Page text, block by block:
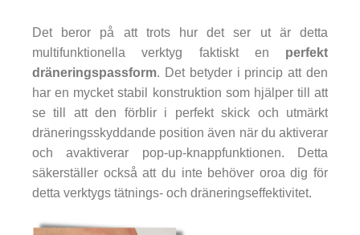
Det beror på att trots hur det ser ut är detta
multifunktionella verktyg faktiskt en perfekt
dräneringspassform. Det betyder i princip att den
har en mycket stabil konstruktion som hjälper till att
se till att den förblir i perfekt skick och utmärkt
dräneringsskyddande position även när du aktiverar
och avaktiverar pop-up-knappfunktionen. Detta
säkerställer också att du inte behöver oroa dig för
detta verktygs tätnings- och dräneringseffektivitet.